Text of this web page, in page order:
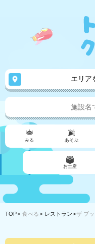
エリア
みる あそぶ
お土産
TOP 食べる レストラン ザ ブ